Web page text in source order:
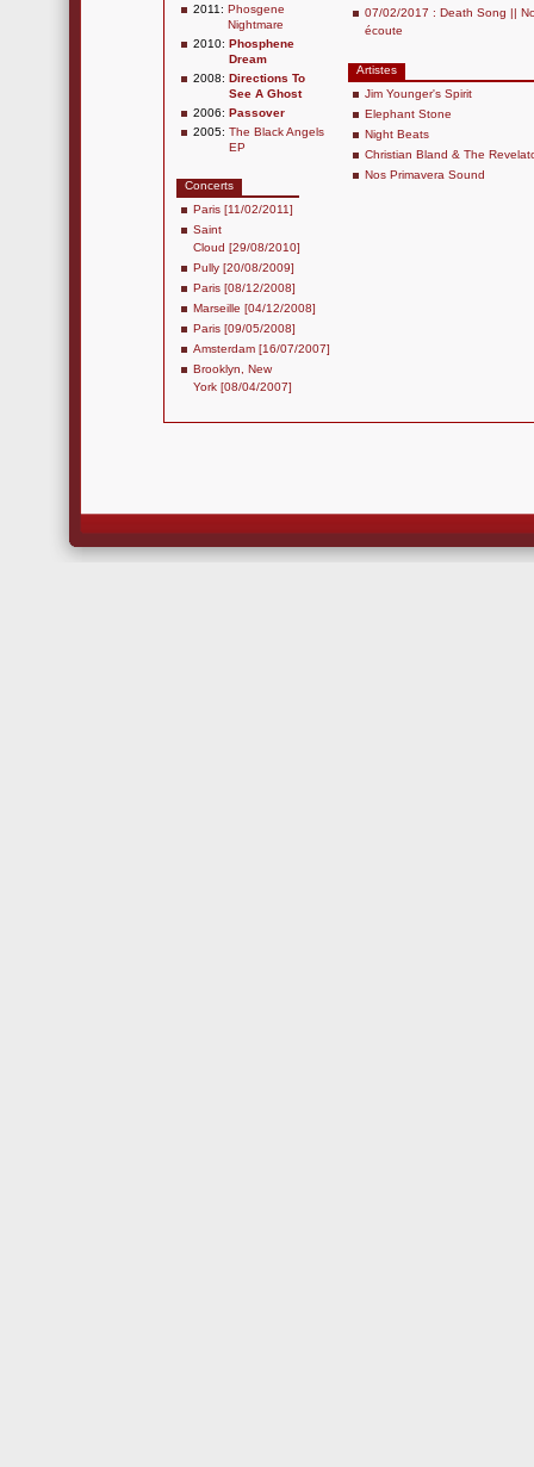
2011: Phosgene
Nightmare
2010: Phosphene
Dream
2008: Directions To
See A Ghost
2006: Passover
2005: The Black Angels
EP
Concerts
Paris [11/02/2011]
Saint
Cloud [29/08/2010]
Pully [20/08/2009]
Paris [08/12/2008]
Marseille [04/12/2008]
Paris [09/05/2008]
Amsterdam [16/07/2007]
Brooklyn, New
York [08/04/2007]
07/02/2017 : Death Song ||
écoute
Artistes
Jim Younger's Spirit
Elephant Stone
Night Beats
Christian Bland & The
Nos Primavera Sound